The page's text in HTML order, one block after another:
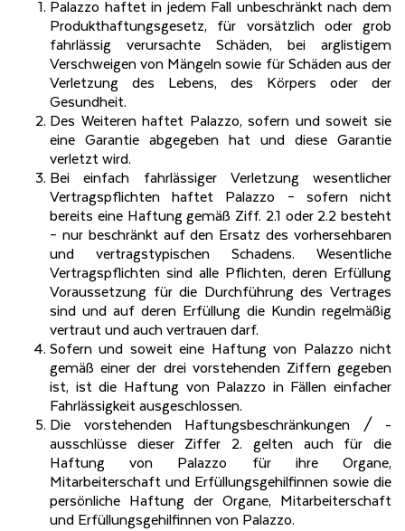
Palazzo haftet in jedem Fall unbeschränkt nach dem
Produkthaftungsgesetz, für vorsätzlich oder grob
fahrlässig verursachte Schäden, bei arglistigem
Verschweigen von Mängeln sowie für Schäden aus der
Verletzung des Lebens, des Körpers oder der
Gesundheit.
Des Weiteren haftet Palazzo, sofern und soweit sie
eine Garantie abgegeben hat und diese Garantie
verletzt wird.
Bei einfach fahrlässiger Verletzung wesentlicher
Vertragspflichten haftet Palazzo – sofern nicht
bereits eine Haftung gemäß Ziff. 2.1 oder 2.2 besteht
– nur beschränkt auf den Ersatz des vorhersehbaren
und vertragstypischen Schadens. Wesentliche
Vertragspflichten sind alle Pflichten, deren Erfüllung
Voraussetzung für die Durchführung des Vertrages
sind und auf deren Erfüllung die Kundin regelmäßig
vertraut und auch vertrauen darf.
Sofern und soweit eine Haftung von Palazzo nicht
gemäß einer der drei vorstehenden Ziffern gegeben
ist, ist die Haftung von Palazzo in Fällen einfacher
Fahrlässigkeit ausgeschlossen.
Die vorstehenden Haftungsbeschränkungen / -
ausschlüsse dieser Ziffer 2. gelten auch für die
Haftung von Palazzo für ihre Organe,
Mitarbeiterschaft und Erfüllungsgehilfinnen sowie die
persönliche Haftung der Organe, Mitarbeiterschaft
und Erfüllungsgehilfinnen von Palazzo.